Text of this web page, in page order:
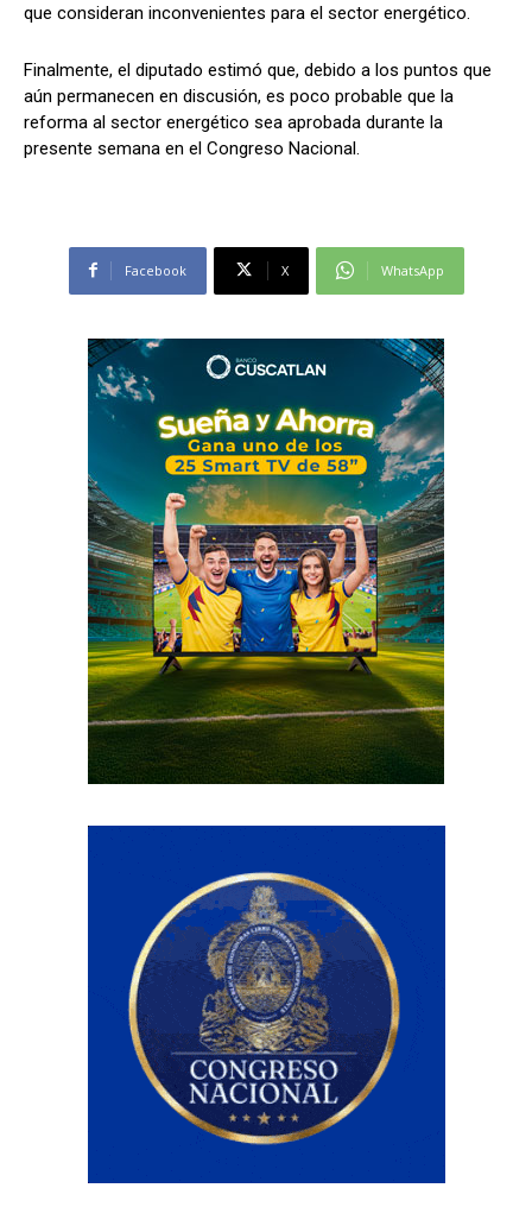
que consideran inconvenientes para el sector energético.
Finalmente, el diputado estimó que, debido a los puntos que
aún permanecen en discusión, es poco probable que la
reforma al sector energético sea aprobada durante la
presente semana en el Congreso Nacional.
Facebook X WhatsApp